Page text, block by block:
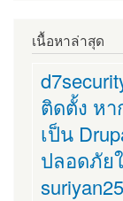
เนื้อหาล่าสุด
ติดตั้ง ห
เป็น
ปลอดภัย